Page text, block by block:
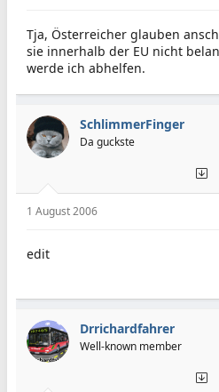
Tja, Österreicher glauben
sie innerhalb der EU nicht
werde ich abhelfen.
SchlimmerFinger
Da guckste
1 August 2006
edit
Drrichardfahrer
Well-known member